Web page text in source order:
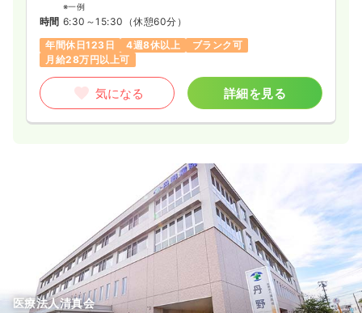
※一例
時間 6:30～15:30 （休憩60分）
年間休日123日
4週8休以上
ブランク可
月給28万円以上可
気になる 詳細を見る
医療法人清真会